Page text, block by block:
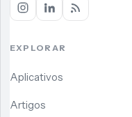
EXPLORAR
Aplicativos
Artigos